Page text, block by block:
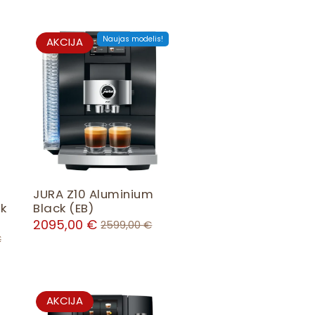
AKCIJA
R
D
U
C
T
O
N
A
L
E
Naujas modelis!
JURA Z10 Aluminium
Black (EB)
2095,00 € 2599,00€
AKCIJA